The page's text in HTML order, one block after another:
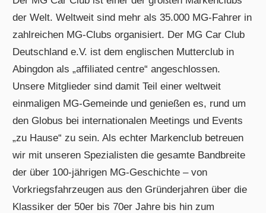
der Welt. Weltweit sind mehr als 35.000 MG-Fahrer in
zahlreichen MG-Clubs organisiert. Der MG Car Club
Deutschland e.V. ist dem englischen Mutterclub in
Abingdon als „affiliated centre“ angeschlossen.
Unsere Mitglieder sind damit Teil einer weltweit
einmaligen MG-Gemeinde und genießen es, rund um
den Globus bei internationalen Meetings und Events
„zu Hause“ zu sein. Als echter Markenclub betreuen
wir mit unseren Spezialisten die gesamte Bandbreite
der über 100-jährigen MG-Geschichte – von
Vorkriegsfahrzeugen aus den Gründerjahren über die
Klassiker der 50er bis 70er Jahre bis hin zum